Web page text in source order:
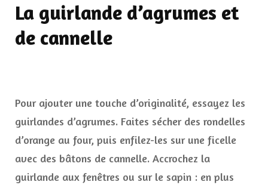
La guirlande d’agrumes et
de cannelle
Pour ajouter une touche d’originalité, essayez les
guirlandes d’agrumes. Faites sécher des rondelles
d’orange au four, puis enfilez-les sur une ficelle
avec des bâtons de cannelle. Accrochez la
guirlande aux fenêtres ou sur le sapin : en plus